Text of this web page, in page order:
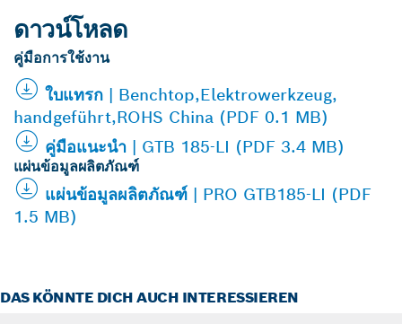
ดาวน์โหลด
คู่มือการใช้งาน
ใบแทรก | Benchtop,Elektrowerkzeug,
handgeführt,ROHS China (PDF 0.1 MB)
คู่มือแนะนำ | GTB 185-LI (PDF 3.4 MB)
แผ่นข้อมูลผลิตภัณฑ์
แผ่นข้อมูลผลิตภัณฑ์ | PRO GTB185-LI (PDF
1.5 MB)
DAS KÖNNTE DICH AUCH INTERESSIEREN